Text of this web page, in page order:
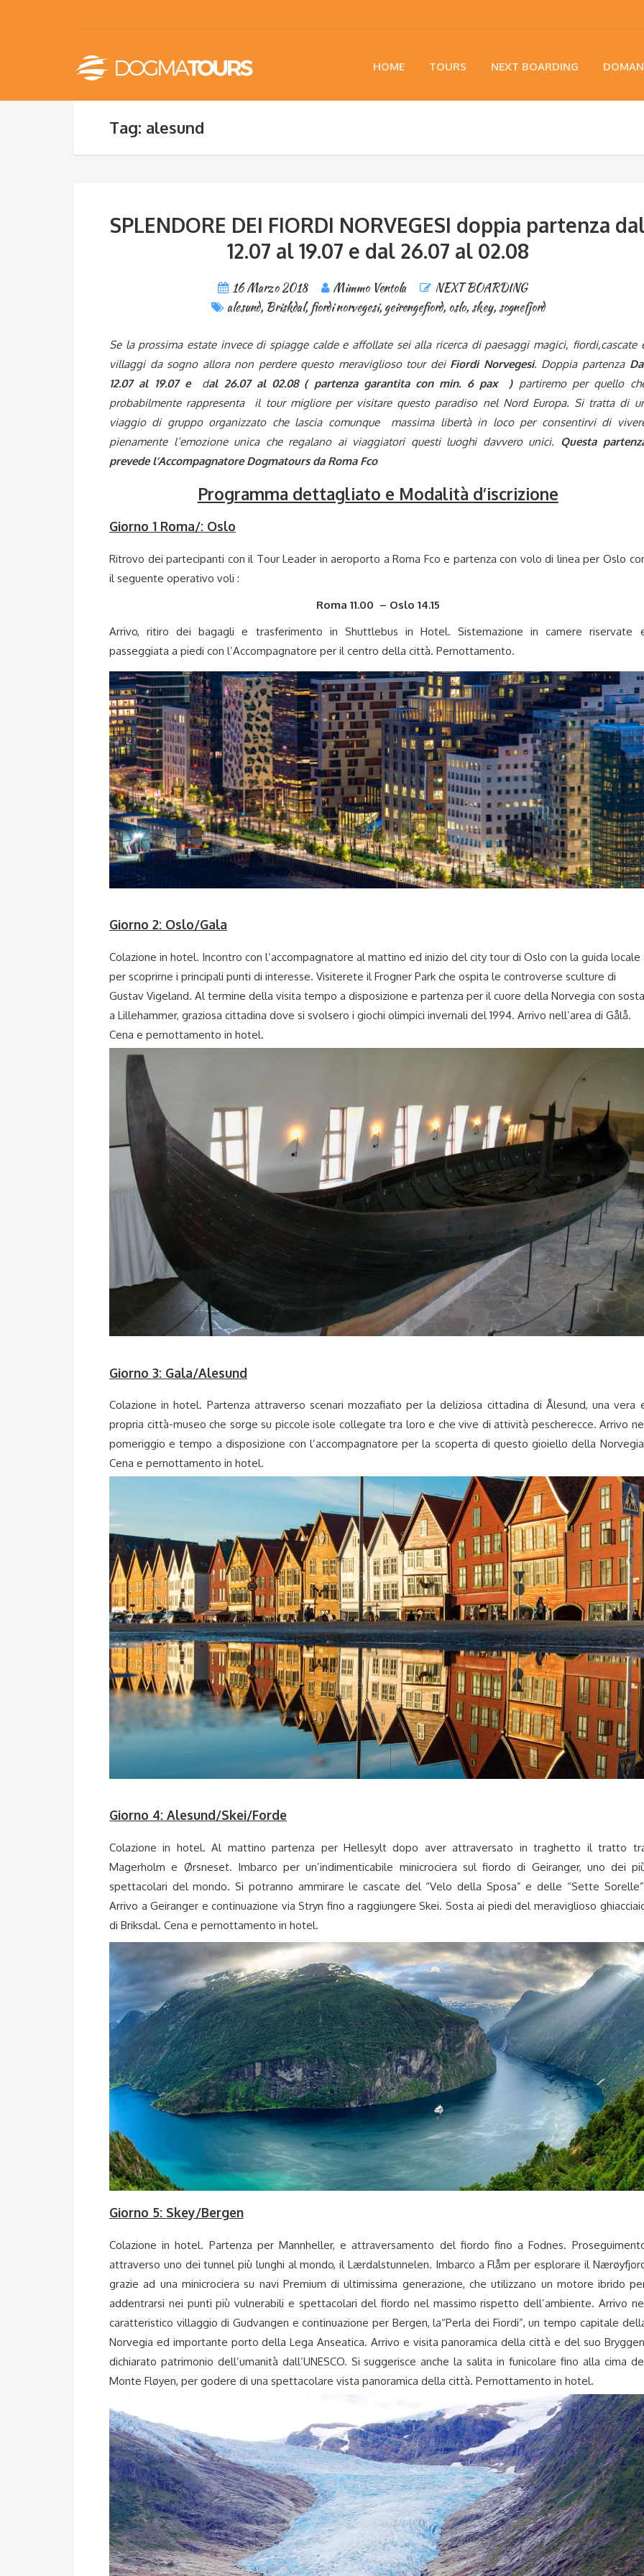
HOME TOURS NEXT BOARDING
Tag: alesund
SPLENDORE DEI FIORDI NORVEGESI doppia partenza
12.07 al 19.07 e dal 26.07 al 02.08
16 Marzo 2018 Mimmo Ventola
NEXT BOARDING
alesund, Briskdal,fiordi norvegesi, geirengefiord, oslo, skey, sognefjord
Se la prossima estate invece di spiagge calde e affollate sei alla ricerca di paesaggi magici, fiordi,cascate
villaggi da sogno allora non perdere questo meraviglioso tour dei Fiordi Norvegesi. Doppia partenza
12.07 al 19.07 e
dal 26.07 al 02.08 ( partenza garantita con min. 6 pax )partiremo per quello
probabilmente rappresenta il tour migliore per visitare questo paradiso nel Nord Europa. Si tratta di
viaggio di gruppo organizzato che lascia comunque massima libertà in loco per consentirvi di
pienamente l’emozione unica che regalano ai viaggiatori questi luoghi davvero unici. Questa
prevede l’Accompagnatore Dogmatours da Roma Fco
Programma dettagliato e Modalità d’iscrizione
Giorno 1 Roma/: Oslo
Ritrovo dei partecipanti con il Tour Leader in aeroporto a Roma Fco e partenza con volo di linea per Oslo
il seguente operativo voli :
Roma 11.00 – Oslo 14.15
Arrivo, ritiro dei bagagli e trasferimento in Shuttlebus in Hotel. Sistemazione in camere riservate
passeggiata a piedi con l’Accompagnatore per il centro della città. Pernottamento.
Giorno 2: Oslo/Gala
Colazione in hotel. Incontro con l’accompagnatore al mattino ed inizio del city tour di Oslo con la guida locale
per scoprirne i principali punti di interesse. Visiterete il Frogner Park che ospita le controverse sculture di
Gustav Vigeland. Al termine della visita tempo a disposizione e partenza per il cuore della Norvegia con sosta
a Lillehammer, graziosa cittadina dove si svolsero i giochi olimpici invernali del 1994. Arrivo nell’area di Gålå.
Cena e pernottamento in hotel.
Giorno 3: Gala/Alesund
Colazione in hotel. Partenza attraverso scenari mozzafiato per la deliziosa cittadina di Ålesund, una vera
propria città-museo che sorge su piccole isole collegate tra loro e che vive di attività pescherecce. Arrivo
pomeriggio e tempo a disposizione con l’accompagnatore per la scoperta di questo gioiello della
Cena e pernottamento in hotel.
Giorno 4: Alesund/Skei/Forde
Colazione in hotel. Al mattino partenza per Hellesylt dopo aver attraversato in traghetto il tratto
Magerholm e Ørsneset. Imbarco per un’indimenticabile minicrociera sul fiordo di Geiranger, uno dei
spettacolari del mondo. Si potranno ammirare le cascate del “Velo della Sposa” e delle “Sette
Arrivo a Geiranger e continuazione via Stryn fino a raggiungere Skei. Sosta ai piedi del meraviglioso
di Briksdal. Cena e pernottamento in hotel.
Giorno 5: Skey/Bergen
Colazione in hotel. Partenza per Mannheller, e attraversamento del fiordo fino a Fodnes.
attraverso uno dei tunnel più lunghi al mondo, il Lærdalstunnelen. Imbarco a Flåm per esplorare il
grazie ad una minicrociera su navi Premium di ultimissima generazione, che utilizzano un motore ibrido
addentrarsi nei punti più vulnerabili e spettacolari del fiordo nel massimo rispetto dell’ambiente. Arrivo
caratteristico villaggio di Gudvangen e continuazione per Bergen, la“Perla dei Fiordi”, un tempo capitale
Norvegia ed importante porto della Lega Anseatica. Arrivo e visita panoramica della città e del suo
dichiarato patrimonio dell’umanità dall’UNESCO. Si suggerisce anche la salita in funicolare fino alla cima
Monte Fløyen, per godere di una spettacolare vista panoramica della città. Pernottamento in hotel.